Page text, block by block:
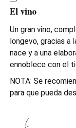
El vino
Un gran vino,
longevo, gracias a
nace y a una
ennoblece con el
NOTA: Se
para que pueda